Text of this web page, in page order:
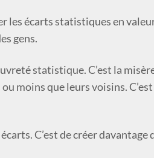
les écarts statistiques en
gens.
statistique. C’est la
moins que leurs voisins.
C’est de créer